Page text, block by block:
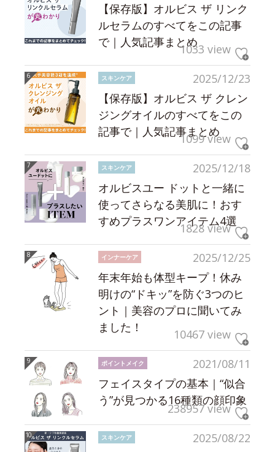
【保存版】オルビス ザ リンク
ルセラムのすべてをこの記事
で｜人気記事まとめ1033 view
2025/12/23
スキンケア
【保存版】オルビス ザ クレン
ジングオイルのすべてをこの
記事で｜人気記事まとめ
1099 view
2025/12/18
スキンケア
オルビスユー ドットと一緒に
使ってさらなる美肌に！おす
すめプラスワンアイテム4選
1828 view
2025/12/25
インナーケア
年末年始も体型キープ！休み
明けの“ドキッ”を防ぐ3つのヒ
ント｜美容のプロに聞いてみ
ました！
10467 view
2021/08/11
ポイントメイク
フェイスタイプの基本｜“似合
う”が見つかる16種類の顔印象
238957 view
2025/08/22
スキンケア